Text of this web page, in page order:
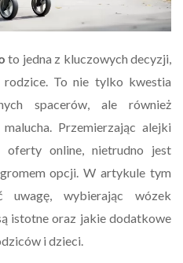
to jedna z kluczowych decyzji,
rodzice. To nie tylko kwestia
spacerów, ale również
Przemierzając alejki
oferty online, nietrudno jest
opcji. W artykule tym
wybierając wózek
istotne oraz jakie dodatkowe
i dzieci.